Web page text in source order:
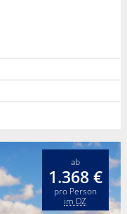
ab
1.368 €
pro Person
im DZ